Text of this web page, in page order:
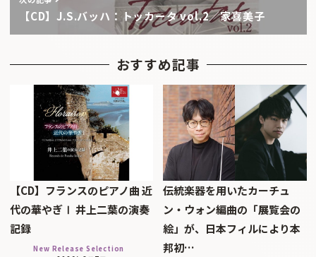
【CD】J.S.バッハ：トッカータ vol.2／家喜美子
おすすめ記事
【CD】フランスのピアノ曲 近
代の華やぎⅠ 井上二葉の演奏
記録
New Release Selection
伝統楽器を用いたカーチュ
ン・ウォン編曲の「展覧会の
絵」が、日本フィルにより本
邦初…